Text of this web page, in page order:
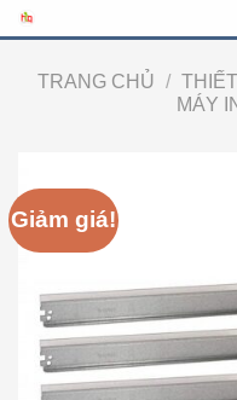
Skip
to
contentTRANG CHỦ /
MÁY
Giảm giá!